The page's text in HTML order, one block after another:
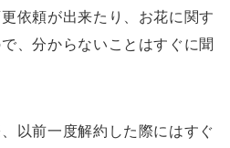
依頼が出来たり、お花に関す
、分からないことはすぐに聞
以前一度解約した際にはすぐ